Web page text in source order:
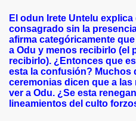
El odun Irete Untelu
consagrado sin la
afirma categóricamente
a Odu y menos recibirlo (el
recibirlo). ¿Entonces que
esta la confusión? Muchos
ceremonias dicen que a las
ver a Odu. ¿Se esta
lineamientos del culto